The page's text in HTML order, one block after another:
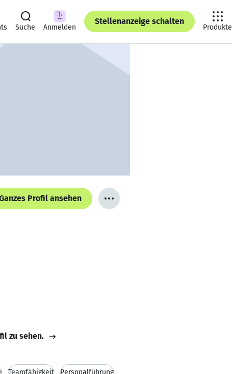
Suche Anmelden
Stellenanzeige schalten
Produkte
Profil ansehen
zu sehen.
Teamfähigkeit Personalführung